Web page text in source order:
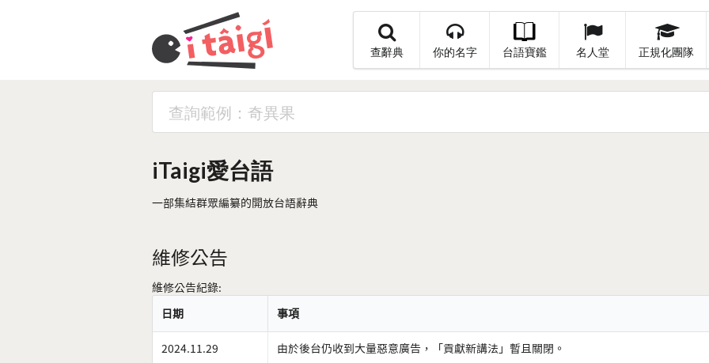
查辭典 你的名字 台語寶鑑 名人堂 正規化團隊
iTaigi愛台語
一部集結群眾編纂的開放台語辭典
維修公告
維修公告紀錄:
日期
事項
2024.11.29 由於後台仍收到大量惡意廣告，「貢獻新講法」暫且關閉。